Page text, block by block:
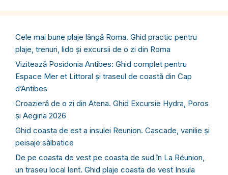
Cele mai bune plaje lângă Roma. Ghid practic pentru
plaje, trenuri, lido și excursii de o zi din Roma
Vizitează Posidonia Antibes: Ghid complet pentru
Espace Mer et Littoral și traseul de coastă din Cap
d’Antibes
Croazieră de o zi din Atena. Ghid Excursie Hydra, Poros
și Aegina 2026
Ghid coasta de est a insulei Reunion. Cascade, vanilie și
peisaje sălbatice
De pe coasta de vest pe coasta de sud în La Réunion,
un traseu local lent. Ghid plaje coasta de vest Insula